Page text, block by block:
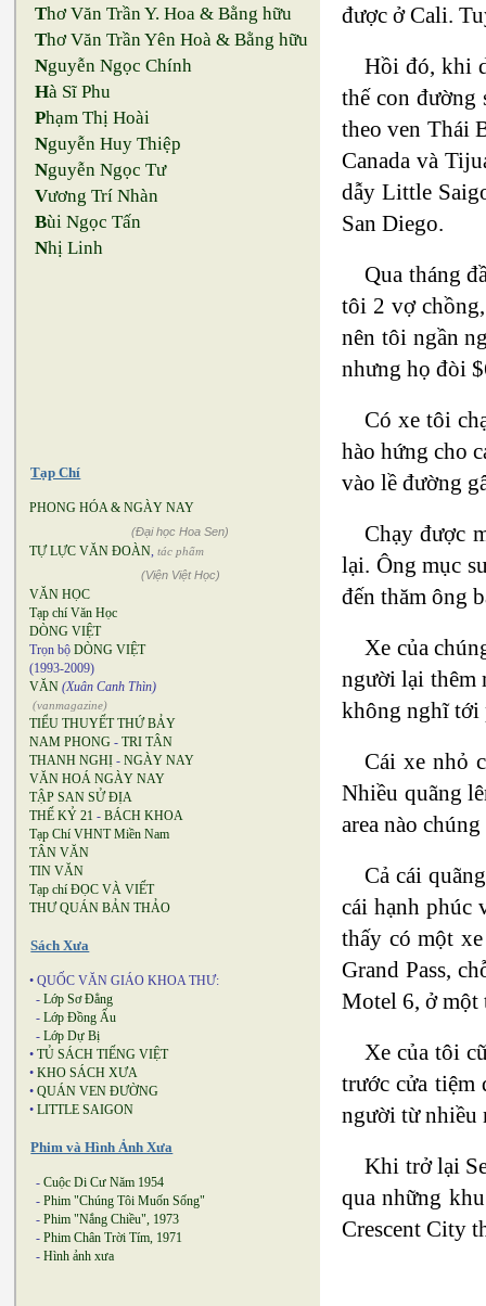
Thơ Văn Trần Y. Hoa & Bằng hữu
Thơ Văn Trần Yên Hoà & Bằng hữu
Nguyễn Ngọc Chính
Hà Sĩ Phu
Phạm Thị Hoài
Nguyễn Huy Thiệp
Nguyễn Ngọc Tư
Vương Trí Nhàn
Bùi Ngọc Tấn
Nhị Linh
Tạp Chí
PHONG HÓA & NGÀY NAY
(Đại học Hoa Sen)
TỰ LỰC VĂN ĐOÀN, tác phẩm
(Viện Việt Học)
VĂN HỌC
Tạp chí Văn Học
DÒNG VIỆT
Trọn bộ DÒNG VIỆT
(1993-2009)
VĂN (Xuân Canh Thìn)
(vanmagazine)
TIỂU THUYẾT THỨ BẢY
NAM PHONG - TRI TÂN
THANH NGHỊ - NGÀY NAY
VĂN HOÁ NGÀY NAY
TẬP SAN SỬ ĐỊA
THẾ KỶ 21 - BÁCH KHOA
Tạp Chí VHNT Miền Nam
TÂN VĂN
TIN VĂN
Tạp chí ĐỌC VÀ VIẾT
THƯ QUÁN BẢN THẢO
Sách Xưa
• QUỐC VĂN GIÁO KHOA THƯ:
- Lớp Sơ Đẳng
- Lớp Đồng Ấu
- Lớp Dự Bị
• TỦ SÁCH TIẾNG VIỆT
• KHO SÁCH XƯA
• QUÁN VEN ĐƯỜNG
• LITTLE SAIGON
Phim và Hình Ảnh Xưa
- Cuộc Di Cư Năm 1954
- Phim "Chúng Tôi Muốn Sống"
- Phim "Nắng Chiều", 1973
- Phim Chân Trời Tím, 1971
- Hình ảnh xưa
được ở Cali.
Hồi đó, khi
thế con đường
theo ven Thái
Canada và
dẫy Little
San Diego.
Qua tháng
tôi 2 vợ
nên tôi ngần
nhưng họ đòi
Có xe tôi
hào hứng cho
vào lề đường
Chạy được
lại. Ông mục
đến thăm ông
Xe của
người lại thêm
không nghĩ tới
Cái xe nhỏ
Nhiều quãng
area nào
Cả cái
cái hạnh phúc
thấy có một
Grand Pass,
Motel 6, ở một
Xe của tôi
trước cửa tiệm
người từ nhiều
Khi trở lại
qua những
Crescent City